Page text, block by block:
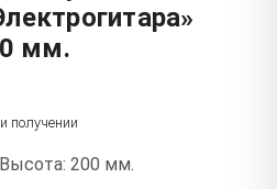
мм.
получении
200 мм.